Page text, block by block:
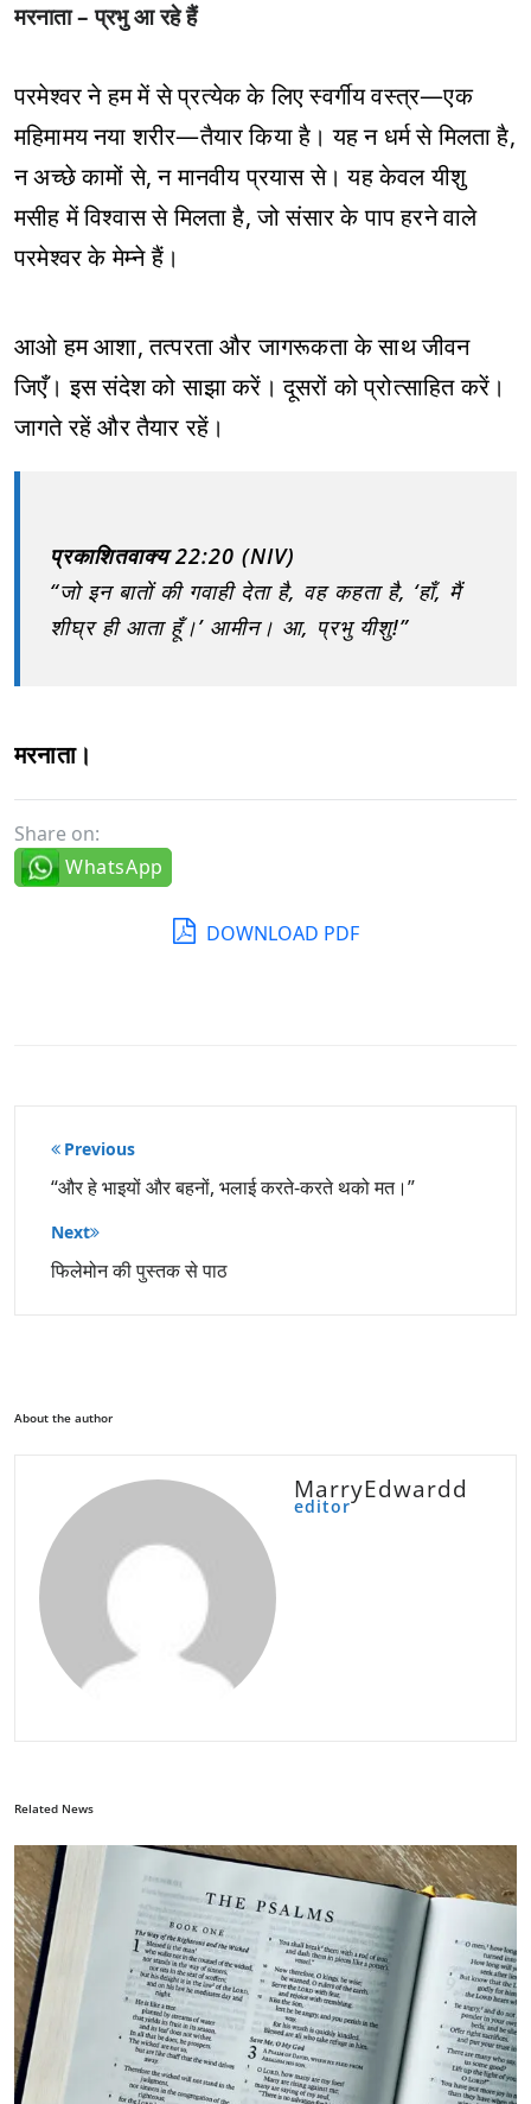
मरनाता – प्रभु आ रहे हैं
परमेश्वर ने हम में से प्रत्येक के लिए स्वर्गीय वस्त्र—एक
महिमामय नया शरीर—तैयार किया है। यह न धर्म से मिलता है,
न अच्छे कामों से, न मानवीय प्रयास से। यह केवल यीशु
मसीह में विश्वास से मिलता है, जो संसार के पाप हरने वाले
परमेश्वर के मेम्ने हैं।
आओ हम आशा, तत्परता और जागरूकता के साथ जीवन
जिएँ। इस संदेश को साझा करें। दूसरों को प्रोत्साहित करें।
जागते रहें और तैयार रहें।
प्रकाशितवाक्य 22:20 (NIV)
“जो इन बातों की गवाही देता है, वह कहता है, ‘हाँ, मैं
शीघ्र ही आता हूँ।’ आमीन। आ, प्रभु यीशु!”
मरनाता।
Share on:
WhatsApp
DOWNLOAD PDF
पोस्ट
नेविगेशन
Previous
“और हे भाइयों और बहनों, भलाई करते-करते थको मत।”
Next
फिलेमोन की पुस्तक से पाठ
About the author
MarryEdwardd
editor
Related News